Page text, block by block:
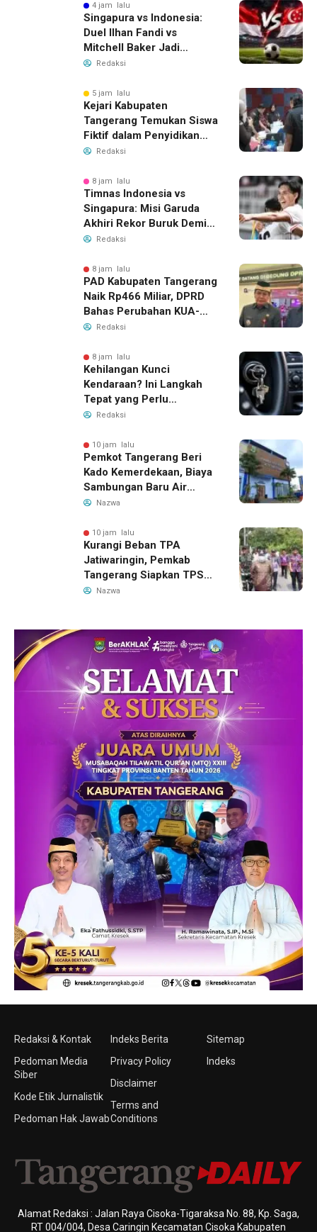
4 jam lalu
Singapura vs Indonesia:
Duel Ilhan Fandi vs
Mitchell Baker Jadi
Sorotan di Piala AFF 2026
Redaksi
5 jam lalu
Kejari Kabupaten
Tangerang Temukan Siswa
Fiktif dalam Penyidikan
Dana BOP PKBM
Redaksi
8 jam lalu
Timnas Indonesia vs
Singapura: Misi Garuda
Akhiri Rekor Buruk Demi
Tiket Semifinal Piala AFF
Redaksi
8 jam lalu
PAD Kabupaten Tangerang
Naik Rp466 Miliar, DPRD
Bahas Perubahan KUA-
PPAS 2026
Redaksi
8 jam lalu
Kehilangan Kunci
Kendaraan? Ini Langkah
Tepat yang Perlu
Dilakukan
Redaksi
10 jam lalu
Pemkot Tangerang Beri
Kado Kemerdekaan, Biaya
Sambungan Baru Air
Bersih Dipangkas Jadi
Nazwa
10 jam lalu
Kurangi Beban TPA
Jatiwaringin, Pemkab
Tangerang Siapkan TPS3R
Baru di Tigaraksa
Nazwa
Redaksi & Kontak
Pedoman Media
Siber
Kode Etik Jurnalistik
Pedoman Hak Jawab
Indeks Berita
Privacy Policy
Disclaimer
Terms and
Conditions
Sitemap
Indeks
Alamat Redaksi : Jalan Raya Cisoka-Tigaraksa No. 88, Kp. Saga,
RT 004/004, Desa Caringin Kecamatan Cisoka Kabupaten